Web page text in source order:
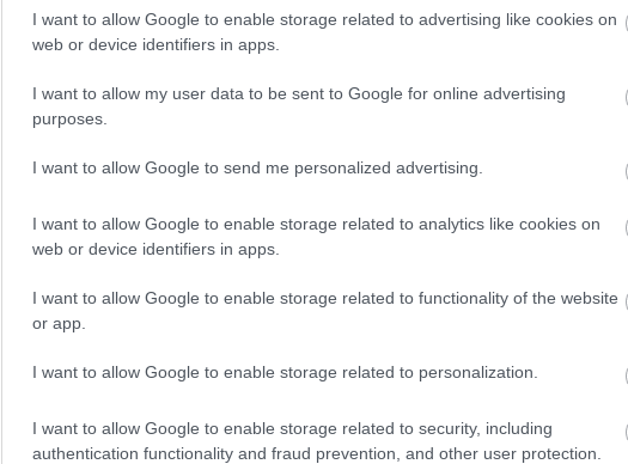
I want to allow Google to enable storage related to advertising like cookies on
web or device identifiers in apps.
I want to allow my user data to be sent to Google for online advertising
purposes.
I want to allow Google to send me personalized advertising.
I want to allow Google to enable storage related to analytics like cookies on
web or device identifiers in apps.
I want to allow Google to enable storage related to functionality of the website
or app.
I want to allow Google to enable storage related to personalization.
I want to allow Google to enable storage related to security, including
authentication functionality and fraud prevention, and other user protection.